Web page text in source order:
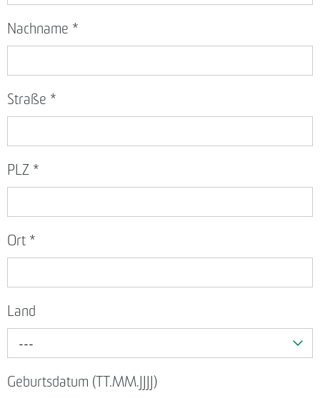
Nachname *
Straße *
PLZ *
Ort *
Land
---
Geburtsdatum (TT.MM.JJJJ)